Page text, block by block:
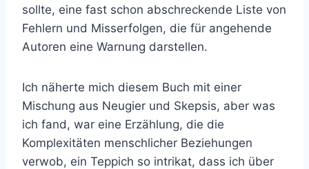
sollte, eine fast schon abschreckende Liste von
Fehlern und Misserfolgen, die für angehende
Autoren eine Warnung darstellen.
Ich näherte mich diesem Buch mit einer
Mischung aus Neugier und Skepsis, aber was
ich fand, war eine Erzählung, die die
Komplexitäten menschlicher Beziehungen
verwob, ein Teppich so intrikat, dass ich über